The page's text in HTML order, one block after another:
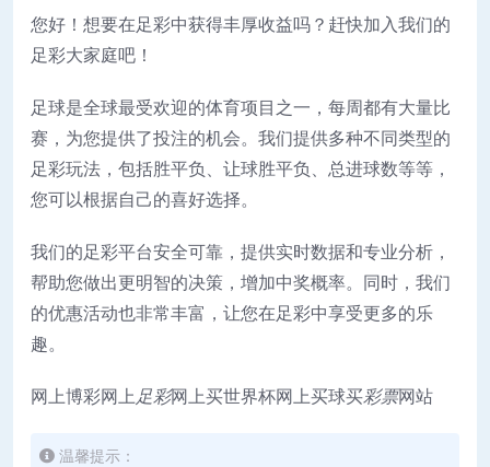
您好！想要在足彩中获得丰厚收益吗？赶快加入我们的
足彩大家庭吧！
足球是全球最受欢迎的体育项目之一，每周都有大量比
赛，为您提供了投注的机会。我们提供多种不同类型的
足彩玩法，包括胜平负、让球胜平负、总进球数等等，
您可以根据自己的喜好选择。
我们的足彩平台安全可靠，提供实时数据和专业分析，
帮助您做出更明智的决策，增加中奖概率。同时，我们
的优惠活动也非常丰富，让您在足彩中享受更多的乐
趣。
网上博彩网上足彩网上买世界杯网上买球买彩票网站
温馨提示：